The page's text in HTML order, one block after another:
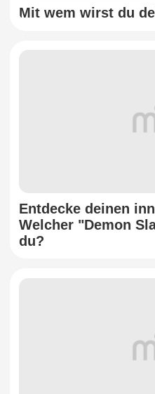
Mit wem wirst du
Entdecke deinen
Welcher "Demon
du?